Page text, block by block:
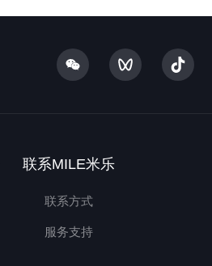
联系MILE米乐
联系方式
服务支持